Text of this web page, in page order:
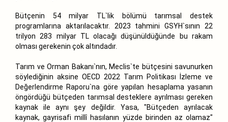
Bütçenin 54 milyar TL`lik bölümü tarımsal destek
programlarına aktarılacaktır. 2023 tahmini GSYH`sının 22
trilyon 283 milyar TL olacağı düşünüldüğünde bu rakam
olması gerekenin çok altındadır.
Tarım ve Orman Bakanı`nın, Meclis`te bütçesini savunurken
söylediğinin aksine OECD 2022 Tarım Politikası İzleme ve
Değerlendirme Raporu`na göre yapılan hesaplama yasanın
öngördüğü bütçeden tarımsal desteklere ayrılması gereken
kaynak ile aynı şey değildir. Yasa, "Bütçeden ayrılacak
kaynak, gayrisafi millî hasılanın yüzde birinden az olamaz"